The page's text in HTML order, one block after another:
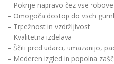
– Pokrije napravo čez vse robove
– Omogoča dostop do vseh
– Trpežnost in vzdržljivost
– Kvalitetna izdelava
– Ščiti pred udarci, umazanijo,
– Moderen izgled in popolna